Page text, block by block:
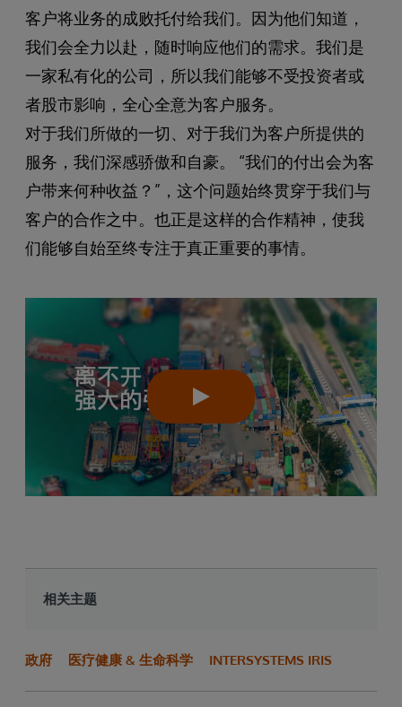
客户将业务的成败托付给我们。因为他们知道，
我们会全力以赴，随时响应他们的需求。我们是
一家私有化的公司，所以我们能够不受投资者或
者股市影响，全心全意为客户服务。
对于我们所做的一切、对于我们为客户所提供的
服务，我们深感骄傲和自豪。 “我们的付出会为客
户带来何种收益？”，这个问题始终贯穿于我们与
客户的合作之中。也正是这样的合作精神，使我
们能够自始至终专注于真正重要的事情。
相关主题
政府 医疗健康 & 生命科学 INTERSYSTEMS IRIS